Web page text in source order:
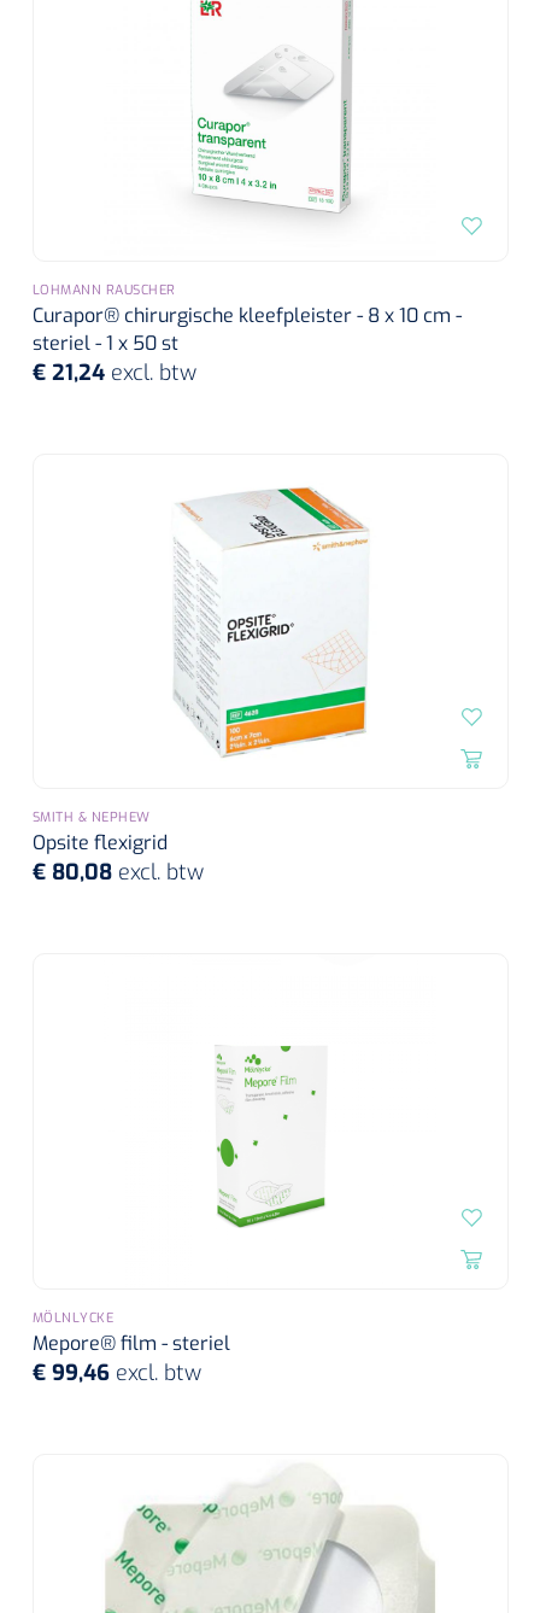
Chronische wondzorgproducten
Schuimverbanden
Siliconen verbanden
Kleeflaag removers
Verbandhaakjes
Nierbekken
LOHMANN RAUSCHER
Curapor® chirurgische kleefpleister - 8 x 10 cm -
steriel - 1 x 50 st
€ 21,24 excl. btw
SMITH & NEPHEW
Opsite flexigrid
€ 80,08 excl. btw
MÖLNLYCKE
Mepore® film - steriel
€ 99,46 excl. btw